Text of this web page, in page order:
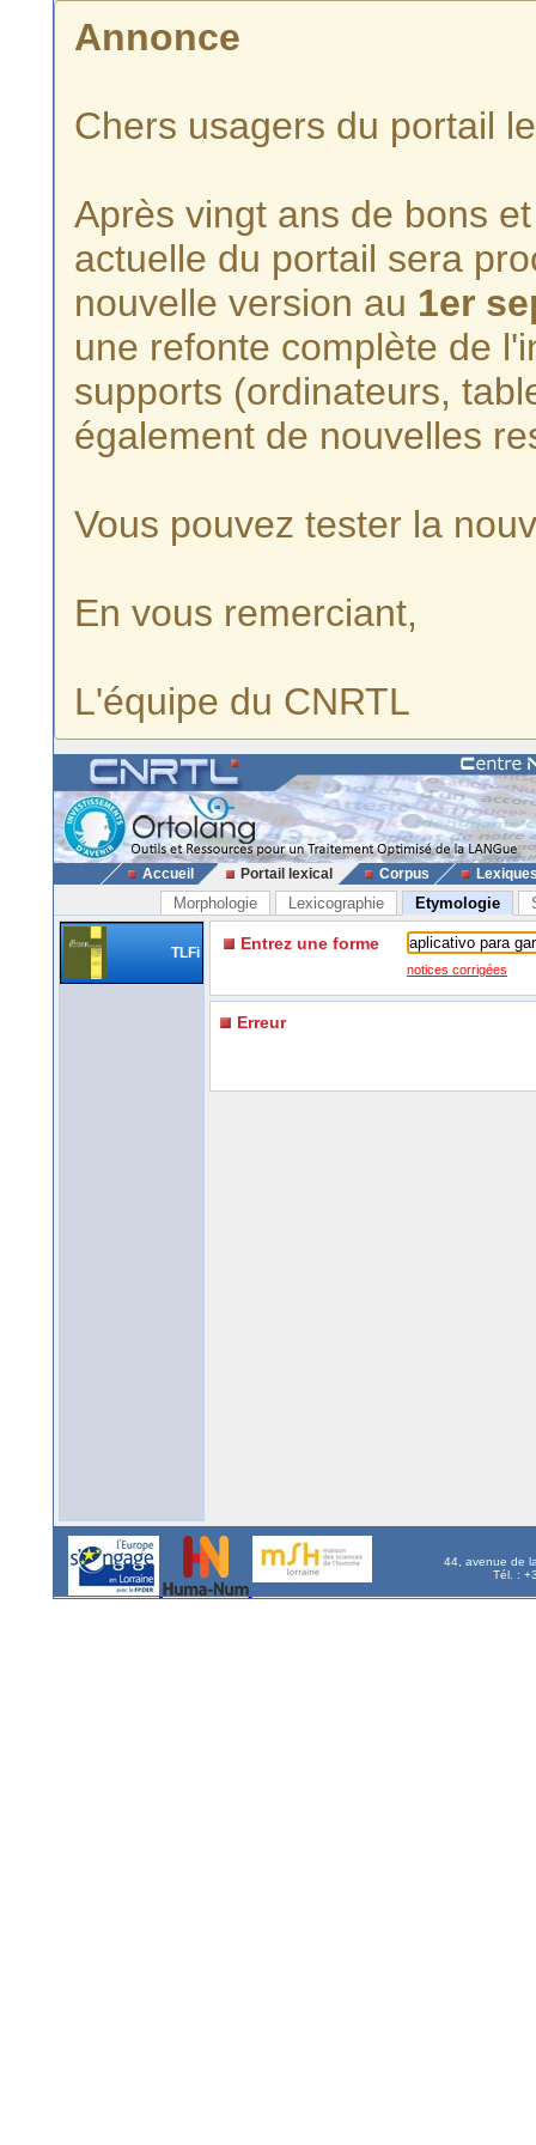
Annonce
Chers usagers du portail
Après vingt ans de bons
actuelle du portail sera
nouvelle version au 1er
une refonte complète de
supports (ordinateurs,
également de nouvelles
Vous pouvez tester la
En vous remerciant,
L'équipe du CNRTL
Accueil Portail lexical Corpus
Morphologie Lexicographie Etymologie
TLFi Entrez une forme
notices corrigées
Erreur
44, avenue de
Tél. :